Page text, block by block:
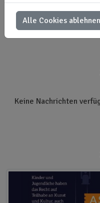
Keine Nachrichten
Keine Nachrichten
Alle Cookies ablehnen